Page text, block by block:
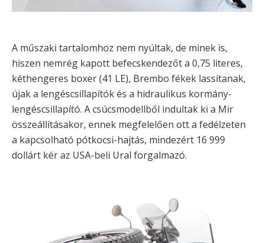
A műszaki tartalomhoz nem nyúltak, de minek is,
hiszen nemrég kapott befecskendezőt a 0,75 literes,
kéthengeres boxer (41 LE), Brembo fékek lassítanak,
újak a lengéscsillapítók és a hidraulikus kormány-
lengéscsillapító. A csúcsmodellből indultak ki a Mir
összeállításakor, ennek megfelelően ott a fedélzeten
a kapcsolható pótkocsi-hajtás, mindezért 16 999
dollárt kér az USA-beli Ural forgalmazó.